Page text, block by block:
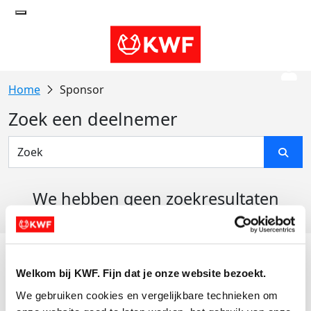
Welkom bij KWF. Fijn dat je onze website bezoekt.
We gebruiken cookies en vergelijkbare technieken om
Sponsor
Zoek een deelnemer
We hebben geen zoekresultaten
Actiematerialen
Evenementen